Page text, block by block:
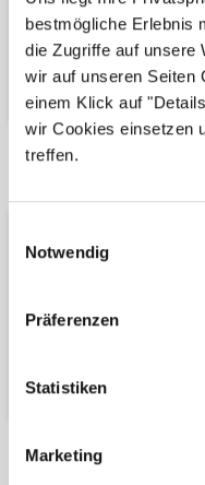
bestmögliche Erlebnis
die Zugriffe auf unsere
wir auf unseren Seiten
einem Klick auf
wir Cookies einsetzen
treffen.
Notwendig
Präferenzen
Statistiken
Marketing
Bäume pflanzen
Wir fördern